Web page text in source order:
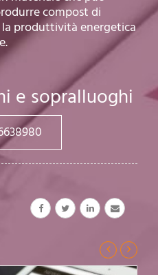
compost di
produttività energetica
e sopralluoghi